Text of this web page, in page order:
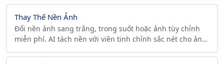
Thay Thế Nền Ảnh
Đổi nền ảnh sang trắng, trong suốt hoặc ảnh tùy chỉnh
miễn phí. AI tách nền với viền tinh chỉnh sắc nét cho ảnh